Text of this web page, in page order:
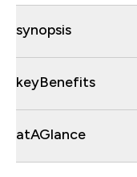
synopsis
keyBenefits
atAGlance